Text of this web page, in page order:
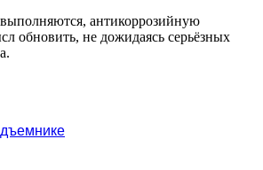
антикоррозийную
обновить, не дожидаясь серьёзных